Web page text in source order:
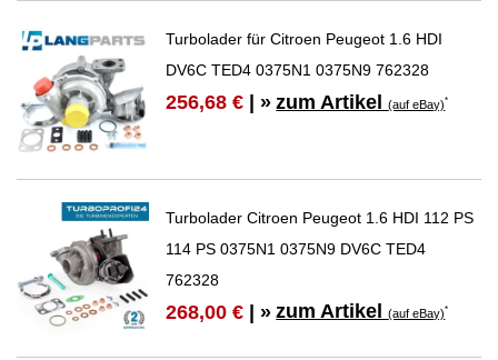
Turbolader für Citroen Peugeot 1.6 HDI
DV6C TED4 0375N1 0375N9 762328
256,68 € | » zum Artikel(auf eBay)*
Turbolader Citroen Peugeot 1.6 HDI 112 PS
114 PS 0375N1 0375N9 DV6C TED4
762328
268,00 € | » zum Artikel(auf eBay)*